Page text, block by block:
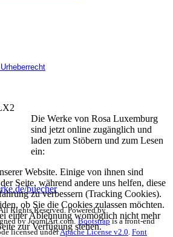
Die Werke von Rosa Luxemburg
sind jetzt online zugänglich und
laden zum Stöbern und zum Lesen
ein:
buecher
Rights Reserved. Powered by
by JoomlArt.com. Bootstrapis a front-end
licensed underApache License v2.0. Font
Website. Einige von ihnen sind
Seite, während andere uns helfen, diese
zu verbessern (Tracking Cookies).
ob Sie die Cookies zulassen möchten.
einer Ablehnung womöglich nicht mehr
zur Verfügung stehen.